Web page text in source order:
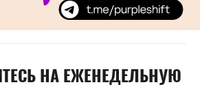
НА ЕЖЕНЕДЕЛЬНУЮ